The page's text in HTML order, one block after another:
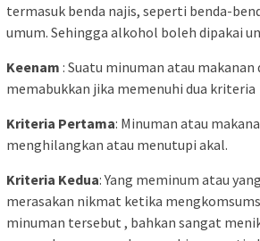
termasuk benda najis, seperti benda-
umum. Sehingga alkohol boleh dipakai
Keenam : Suatu minuman atau makanan
memabukkan jika memenuhi dua kriteria
Kriteria Pertama: Minuman atau
menghilangkan atau menutupi akal.
Kriteria Kedua: Yang meminum atau
merasakan nikmat ketika
minuman tersebut , bahkan sangat